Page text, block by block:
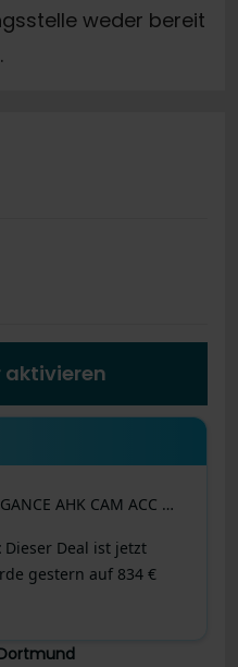
weder bereit
aktivieren
AHK CAM ACC E-KLAPPE
: Dieser Deal ist jetzt
gestern auf 834 €